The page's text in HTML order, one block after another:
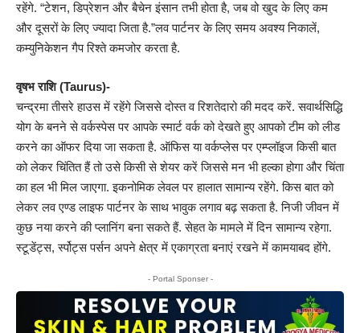
रहेंगे. “टेशन, डिप्रेशन और बैचेन इंसान तभी होता है, जब वो खुद के लिए कम
और दूसरों के लिए ज्यादा जिता है.”लव पार्टनर के लिए समय अवश्य निकालें,
कम्युनिकेशन गैप रिश्ते कमजोर करता है.
वृषभ राशि (Taurus)-
चन्द्रमा तीसरे हाउस में रहेंगे जिससे दोस्त व रिशतेदारो की मदद करें. सवार्थसिद्धि
योग के बनने से वर्कस्पेस पर आपके स्मार्ट वर्क को देखते हुए आपको टीम को लीड
करने का ऑफर दिया जा सकता है. ऑफिस या वर्कप्लेस पर एम्प्लॉइज किसी बात
को लेकर चिंतित हैं तो उसे किसी से शेयर करें जिससे मन भी हल्का होगा और चिंता
का हल भी मिल जाएगा. इकनोमिक लेवल पर हालात सामान्य रहेंगे. किस बात को
लेकर लव एण्ड लाइफ पार्टनर के साथ भावुक लगाव बढ़ सकता है. निजी जीवन में
कुछ नया करने की प्लानिंग बना सकते हैं. सेहत के मामले में दिन सामान्य रहेगा.
स्टूडेंट्स, र्स्पोट्स पर्सन अपने क्षेत्र में एकाग्रता बनाएं रखने में कामयाबद होंगे.
- Portal Sponser -